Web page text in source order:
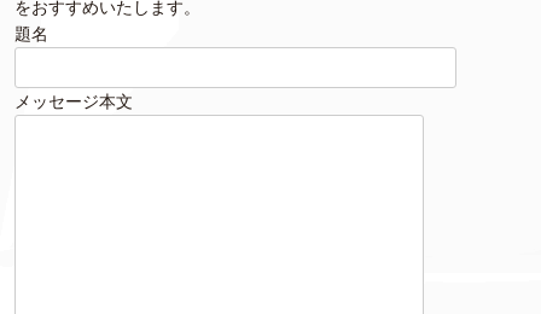
をおすすめいたします。
題名
メッセージ本文